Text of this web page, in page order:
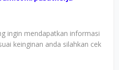
ingin mendapatkan informasi
keinginan anda silahkan cek